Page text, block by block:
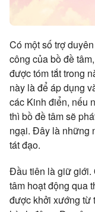
Có một số trợ
công của bồ đề
được tóm tắt trong
này là để áp dụng
các Kinh điển, nếu
thì bồ đề tâm sẽ
ngại. Đây là những
tát đạo.
Đầu tiên là giữ giới.
tâm hoạt động qua
được khởi xướng từ